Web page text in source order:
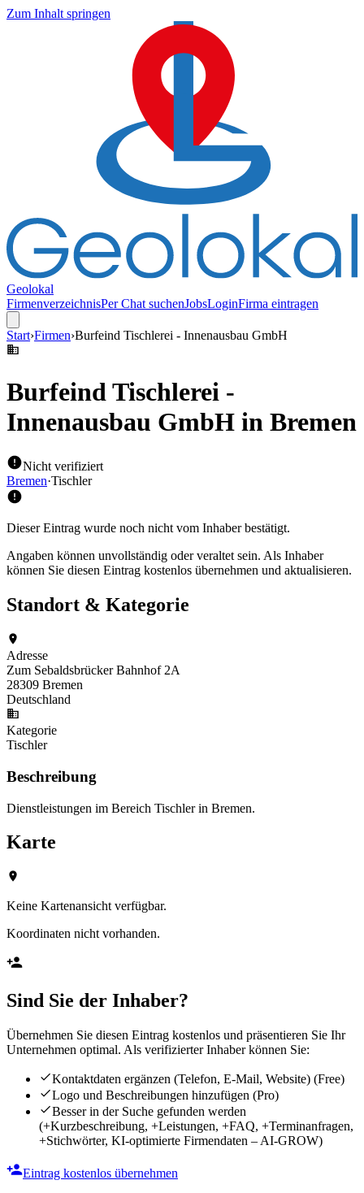
Zum Inhalt springen
Geolokal
FirmenverzeichnisPer Chat suchenJobsLoginFirma eintragen
Start›Firmen›Burfeind Tischlerei - Innenausbau GmbH
Burfeind Tischlerei -
Innenausbau GmbH in Bremen
Nicht verifiziert
Bremen·Tischler
Dieser Eintrag wurde noch nicht vom Inhaber bestätigt.
Angaben können unvollständig oder veraltet sein. Als Inhaber
können Sie diesen Eintrag kostenlos übernehmen und aktualisieren.
Standort & Kategorie
Adresse
Zum Sebaldsbrücker Bahnhof 2A
28309 Bremen
Deutschland
Kategorie
Tischler
Beschreibung
Dienstleistungen im Bereich Tischler in Bremen.
Karte
Keine Kartenansicht verfügbar.
Koordinaten nicht vorhanden.
Sind Sie der Inhaber?
Übernehmen Sie diesen Eintrag kostenlos und präsentieren Sie Ihr
Unternehmen optimal. Als verifizierter Inhaber können Sie:
Kontaktdaten ergänzen (Telefon, E-Mail, Website) (Free)
Logo und Beschreibungen hinzufügen (Pro)
Besser in der Suche gefunden werden
(+Kurzbeschreibung, +Leistungen, +FAQ, +Terminanfragen,
+Stichwörter, KI-optimierte Firmendaten – AI-GROW)
Eintrag kostenlos übernehmen